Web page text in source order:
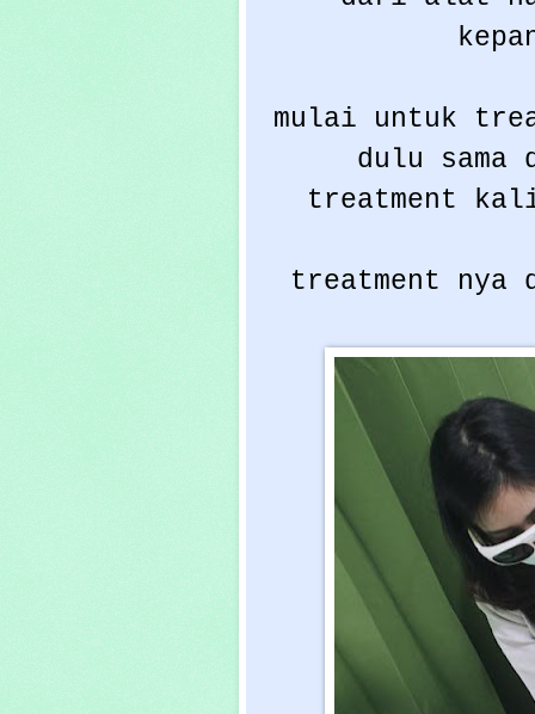
mulai untuk
dulu sama
treatment
treatment nya